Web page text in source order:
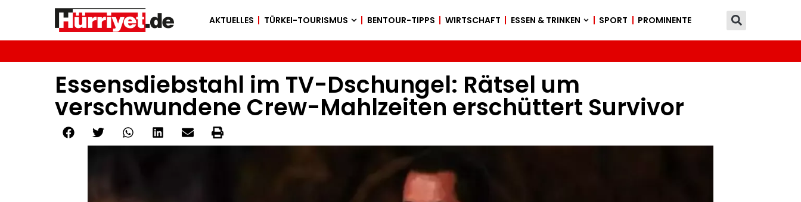
AKTUELLES TÜRKEI-TOURISMUS BENTOUR-TIPPS WIRTSCHAFT ESSEN & TRINKEN SPORT PROMINENTE
Essensdiebstahl im TV-Dschungel: Rätsel um
verschwundene Crew-Mahlzeiten erschüttert Survivor